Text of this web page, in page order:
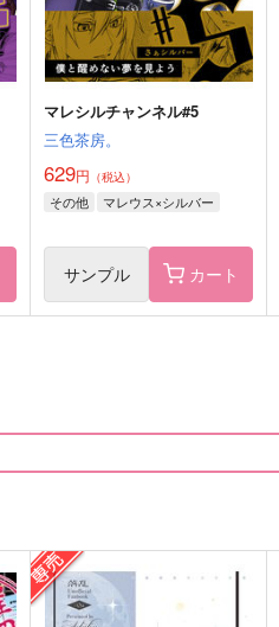
サンプル 作品詳細
L-wing
2,357円（税込）
サンプル
マレシルチャンネル#5
三色茶房。
629円 （税込）
その他 マレウス×シルバー
サンプル カート